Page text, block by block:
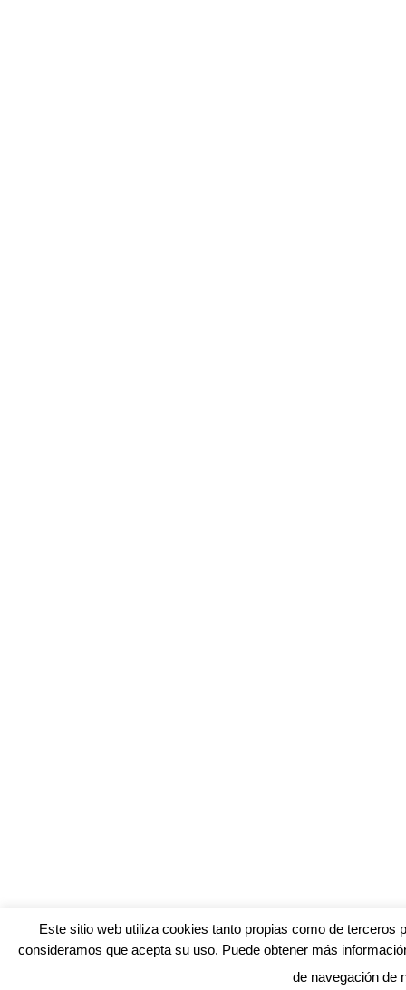
Este sitio web utiliza cookies tanto propias como de
consideramos que acepta su uso. Puede obtener más
de navegación de